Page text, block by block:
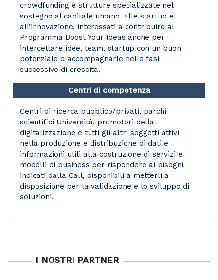
crowdfunding e strutture specializzate nel
sostegno al capitale umano, alle startup e
all’innovazione, interessati a contribuire al
Programma Boost Your Ideas anche per
intercettare idee, team, startup con un buon
potenziale e accompagnarle nelle fasi
successive di crescita.
Centri di competenza
Centri di ricerca pubblico/privati, parchi
scientifici Università, promotori della
digitalizzazione e tutti gli altri soggetti attivi
nella produzione e distribuzione di dati e
informazioni utili alla costruzione di servizi e
modelli di business per rispondere ai bisogni
indicati dalla Call, disponibili a metterli a
disposizione per la validazione e lo sviluppo di
soluzioni.
I NOSTRI PARTNER